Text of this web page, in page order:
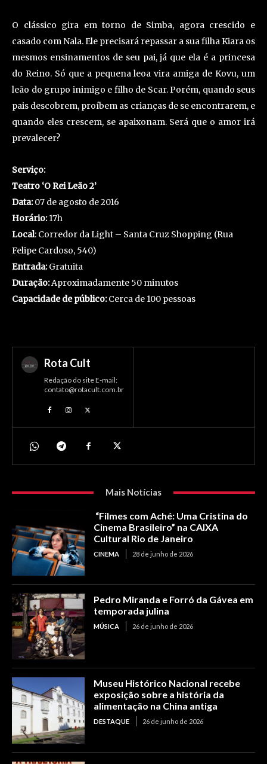
O clássico gira em torno de Simba, agora crescido e
casado com Nala. Ele precisará repassar a sua filha Kiara os
mesmos ensinamentos de seu pai, já que ela é a princesa
do Reino. Só que a pequena leoa vira amiga de Kovu, um
leão do grupo inimigo e filho de Scar. Porém, quando seus
pais descobrem, proíbem as crianças de se encontrarem, e
quando eles crescem, se apaixonam. Será que o amor irá
prevalecer?
Serviço:
Teatro ‘O Rei Leão 2’
Data:07 de agosto de 2016
Horário:17h
Local: Corredor da Light – Santa Cruz Shopping (Rua
Felipe Cardoso, 540)
Entrada:Gratuita
Duração:Aproximadamente 50 minutos
Capacidade de público:Cerca de 100 pessoas
Rota Cult
Redação do site E-mail:
contato@rotacult.com.br
Mais Notícias
“Filmes com Aché: Uma Cristina do
Cinema Brasileiro” na CAIXA
Cultural Rio de Janeiro
CINEMA 28 de junho de 2026
Pedro Miranda e Forró da Gávea em
temporada julina
MÚSICA 26 de junho de 2026
Museu Histórico Nacional recebe
exposição sobre a história da
alimentação na China antiga
DESTAQUE 26 de junho de 2026